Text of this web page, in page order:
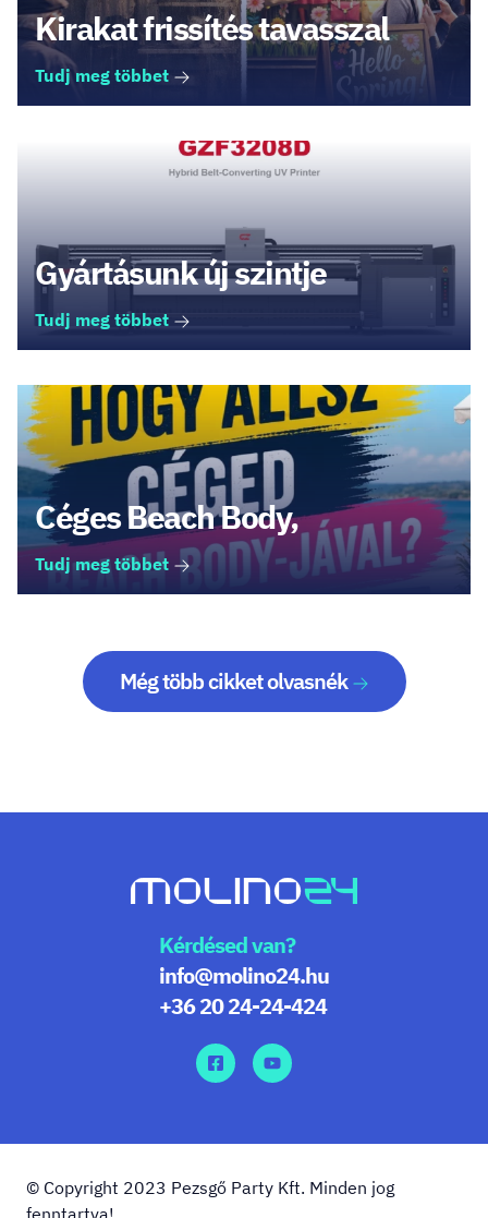
Kirakat frissítés tavasszal
Tudj meg többet
Gyártásunk új szintje
Tudj meg többet
Céges Beach Body,
Tudj meg többet
Még több cikket olvasnék
Kérdésed van?
info@molino24.hu
+36 20 24-24-424
© Copyright 2023 Pezsgő Party Kft. Minden jog
fenntartva!